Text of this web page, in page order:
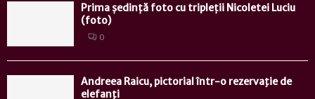
Prima ședință foto cu tripleții Nicoletei Luciu
(foto)
0
Andreea Raicu, pictorial într-o rezervaţie de
elefanţi